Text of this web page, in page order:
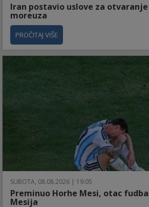
Iran postavio uslove za
moreuza
PROČITAJ VIŠE
SUBOTA, 08.08.2026 | 19:05
Preminuo Horhe Mesi, otac
Mesija